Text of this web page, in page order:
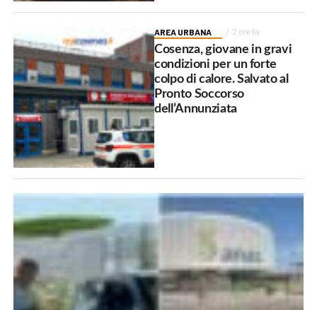
AREA URBANA 2 ore fa
Cosenza, giovane in gravi
condizioni per un forte
colpo di calore. Salvato al
Pronto Soccorso
dell’Annunziata